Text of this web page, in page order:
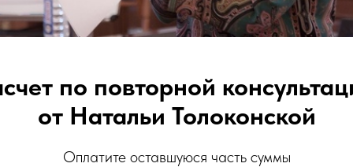
по повторной
от Натальи Толоконской
Оплатите оставшуюся часть суммы